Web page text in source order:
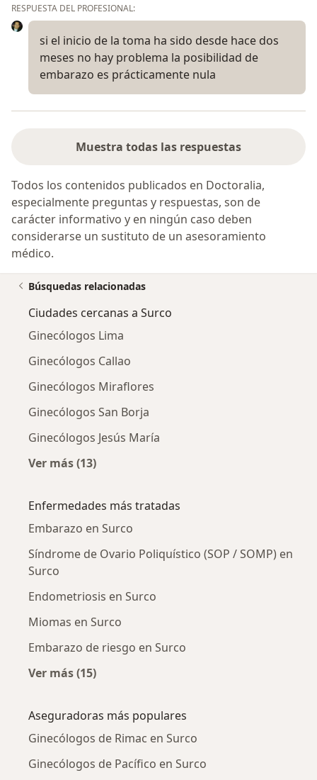
RESPUESTA DEL PROFESIONAL:
si el inicio de la toma ha sido desde hace dos
meses no hay problema la posibilidad de
embarazo es prácticamente nula
Muestra todas las respuestas
Todos los contenidos publicados en Doctoralia,
especialmente preguntas y respuestas, son de
carácter informativo y en ningún caso deben
considerarse un sustituto de un asesoramiento
médico.
Búsquedas relacionadas
Ciudades cercanas a Surco
Ginecólogos Lima
Ginecólogos Callao
Ginecólogos Miraflores
Ginecólogos San Borja
Ginecólogos Jesús María
Ver más (13)
Enfermedades más tratadas
Embarazo en Surco
Síndrome de Ovario Poliquístico (SOP / SOMP) en
Surco
Endometriosis en Surco
Miomas en Surco
Embarazo de riesgo en Surco
Ver más (15)
Aseguradoras más populares
Ginecólogos de Rimac en Surco
Ginecólogos de Pacífico en Surco